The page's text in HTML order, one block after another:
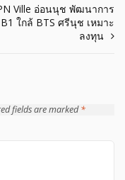
Ville อ่อนนุช พัฒนาการ
ใกล้ BTS ศรีนุช เหมาะ
ลงทุน
fields are marked*